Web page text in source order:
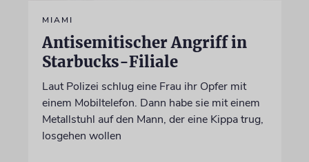
MIAMI
Antisemitischer Angriff in
Starbucks-Filiale
Laut Polizei schlug eine Frau ihr Opfer mit
einem Mobiltelefon. Dann habe sie mit einem
Metallstuhl auf den Mann, der eine Kippa trug,
losgehen wollen